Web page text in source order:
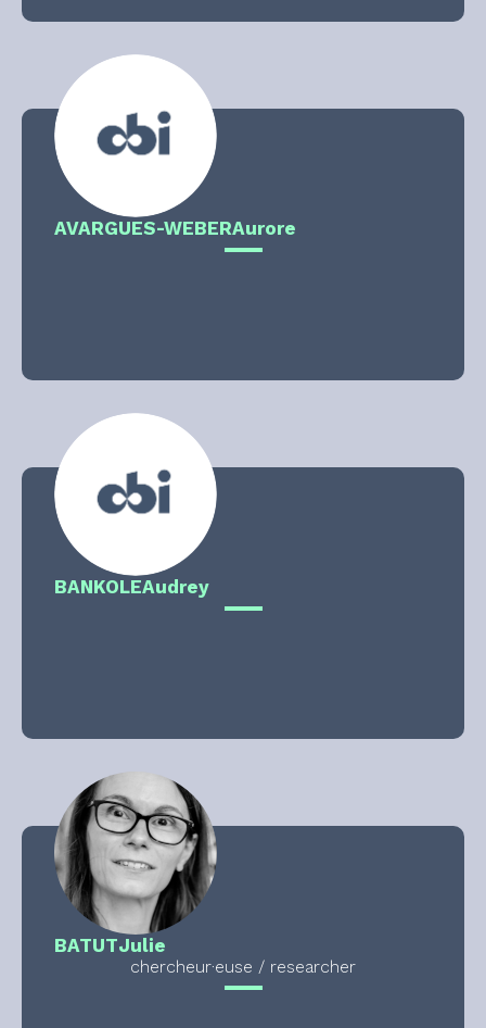
AVARGUES-WEBERAurore
BANKOLEAudrey
BATUTJulie
chercheur·euse / researcher